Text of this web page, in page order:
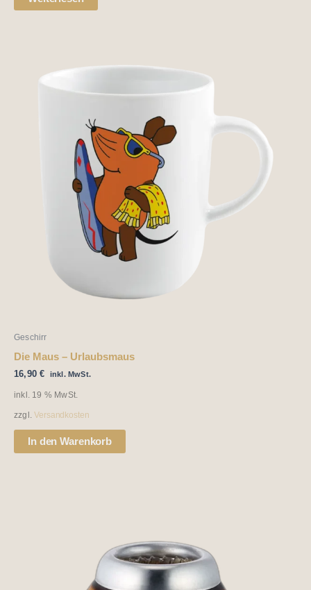
Geschirr
Die Maus – Urlaubsmaus
16,90€ inkl. MwSt.
inkl. 19 % MwSt.
zzgl.Versandkosten
In den Warenkorb